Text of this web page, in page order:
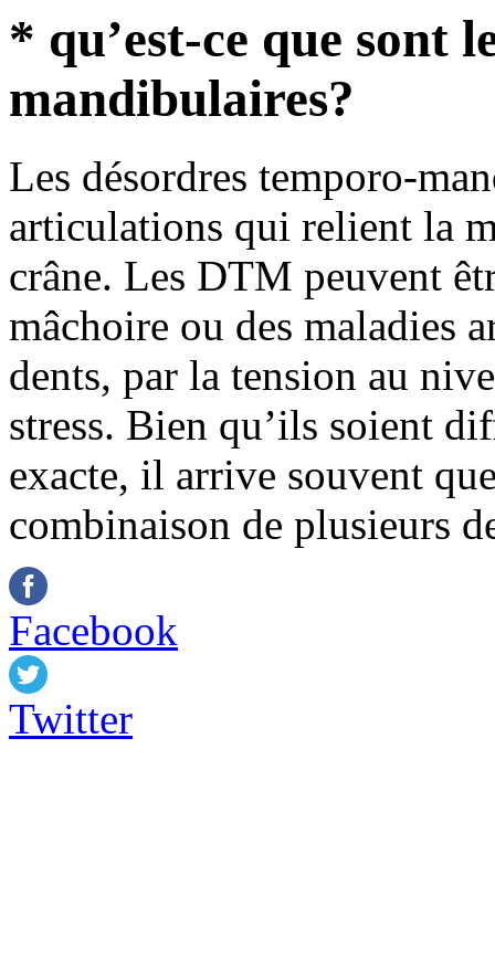
* qu’est-ce que sont
mandibulaires?
Les désordres temporo-
articulations qui relient la
crâne. Les DTM peuvent
mâchoire ou des maladies
dents, par la tension au
stress. Bien qu’ils soient
exacte, il arrive souvent
combinaison de plusieurs
Facebook
Twitter